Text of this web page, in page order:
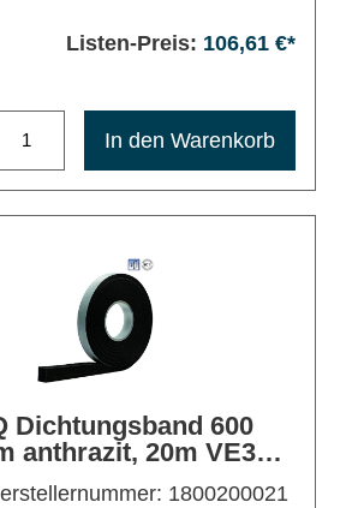
Listen-Preis: 106,61 €*
In den Warenkorb
Dichtungsband 600
anthrazit, 20m VE30,
1800200021